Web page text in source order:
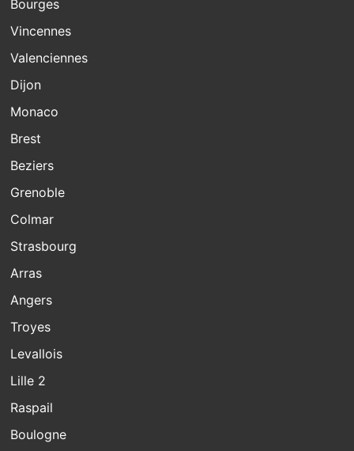
Bourges
Vincennes
Valenciennes
Dijon
Monaco
Brest
Beziers
Grenoble
Colmar
Strasbourg
Arras
Angers
Troyes
Levallois
Lille 2
Raspail
Boulogne